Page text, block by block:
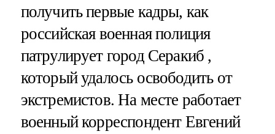
получить первые кадры, как
российская военная полиция
патрулирует город Серакиб ,
который удалось освободить от
экстремистов. На месте работает
военный корреспондент Евгений